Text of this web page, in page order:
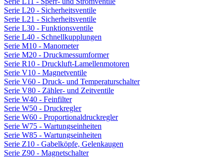
Serie L20 - Sicherheitsventile
Serie L21 - Sicherheitsventile
Serie L30 - Funktionsventile
Serie L40 - Schnellkupplungen
Serie M10 - Manometer
Serie M20 - Druckmessumformer
Serie R10 - Druckluft-Lamellenmotoren
Serie V10 - Magnetventile
Serie V60 - Druck- und Temperaturschalter
Serie V80 - Zähler- und Zeitventile
Serie W40 - Feinfilter
Serie W50 - Druckregler
Serie W60 - Proportionaldruckregler
Serie W75 - Wartungseinheiten
Serie W85 - Wartungseinheiten
Serie Z10 - Gabelköpfe, Gelenkaugen
Serie Z90 - Magnetschalter